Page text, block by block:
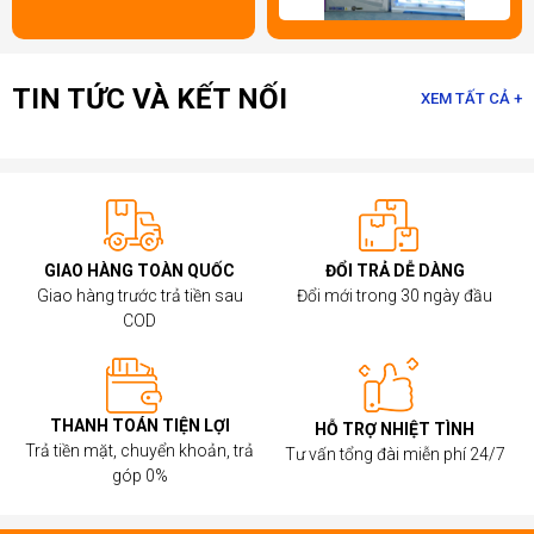
TIN TỨC VÀ KẾT NỐI XEM TẤT CẢ +
GIAO HÀNG TOÀN QUỐC
Giao hàng trước trả tiền sau
COD
ĐỔI TRẢ DỄ DÀNG
Đổi mới trong 30 ngày đầu
THANH TOÁN TIỆN LỢI
Trả tiền mặt, chuyển khoản, trả
góp 0%
HỖ TRỢ NHIỆT TÌNH
Tư vấn tổng đài miễn phí 24/7